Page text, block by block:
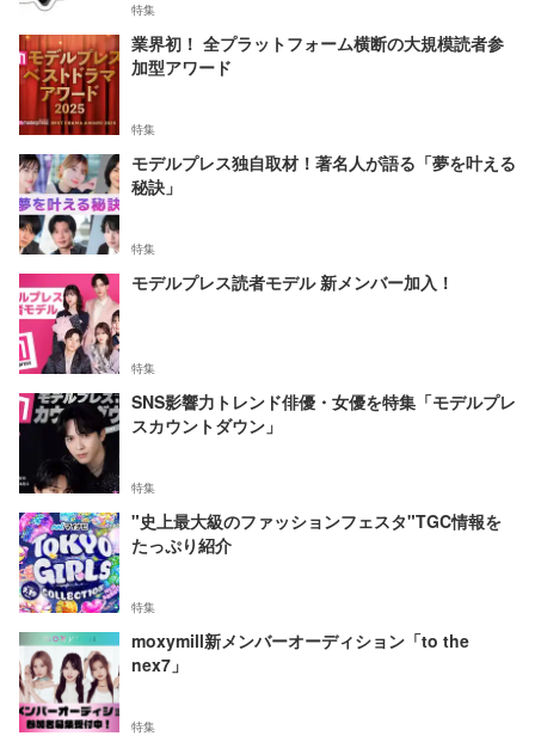
特集
業界初！ 全プラットフォーム横断の大規模読者参
加型アワード
特集
モデルプレス独自取材！著名人が語る「夢を叶える
秘訣」
特集
モデルプレス読者モデル 新メンバー加入！
特集
SNS影響力トレンド俳優・女優を特集「モデルプレ
スカウントダウン」
特集
"史上最大級のファッションフェスタ"TGC情報を
たっぷり紹介
特集
moxymill新メンバーオーディション「to the
nex7」
特集